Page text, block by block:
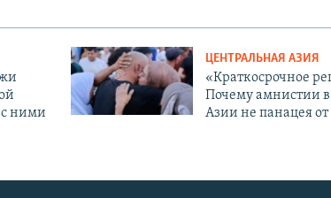
с ними
ЦЕНТРАЛЬНАЯ АЗИЯ
«Краткосрочное
Почему амнистии
Азии не панацея